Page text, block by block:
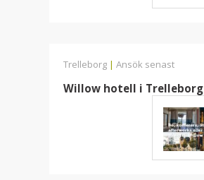
Trelleborg| Ansök senast
Willow hotell i Trelleborg